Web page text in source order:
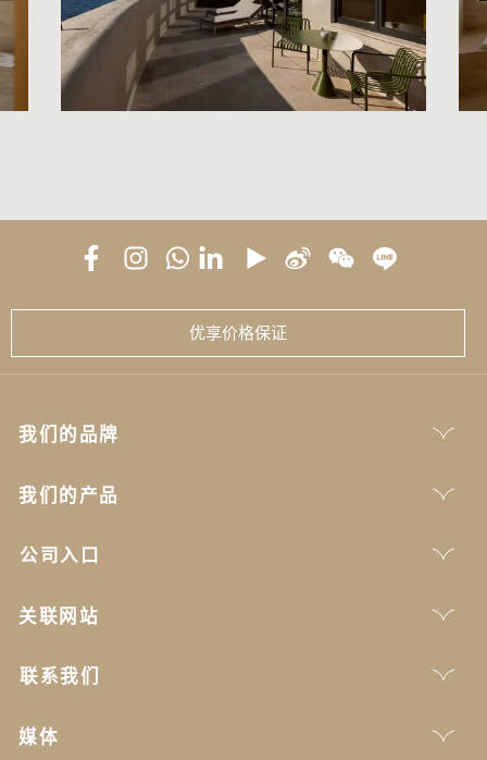
优享价格保证
我们的品牌
我们的产品
公司入口
关联网站
联系我们
媒体